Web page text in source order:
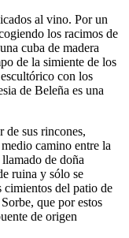
al vino. Por un
los racimos de
cuba de madera
de la simiente de los
con los
de Beleña es una
de sus rincones,
camino entre la
de doña
ruina y sólo se
cimientos del patio de
que por estos
de origen